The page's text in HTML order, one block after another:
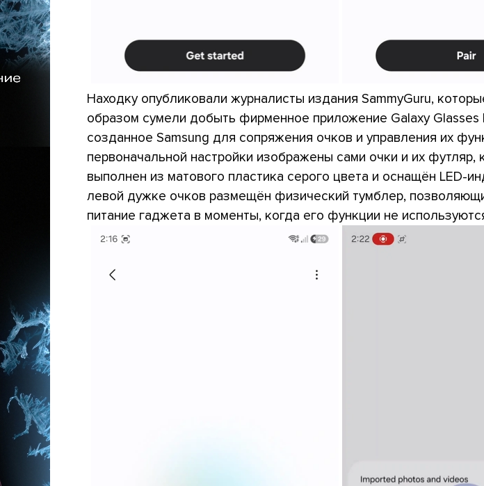
Находку опубликовали журналисты издания SammyGuru,
образом сумели добыть фирменное приложение Galaxy Glasses
созданное Samsung для сопряжения очков и управления их
первоначальной настройки изображены сами очки и их футляр,
выполнен из матового пластика серого цвета и оснащён LED-
левой дужке очков размещён физический тумблер,
питание гаджета в моменты, когда его функции не